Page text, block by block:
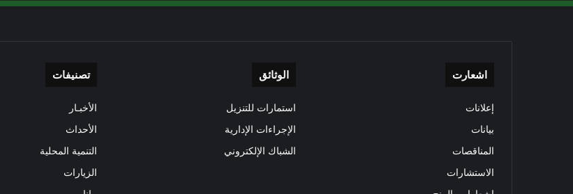
اشعارت
إعلانات
بيانات
المناقصات
الاستشارات
الوثائق
استمارات للتنزيل
الإجراءات الإدارية
الشباك الإلكتروني
تصنيفات
الأخبـار
الأحداث
التنمية المحلية
الزيارات